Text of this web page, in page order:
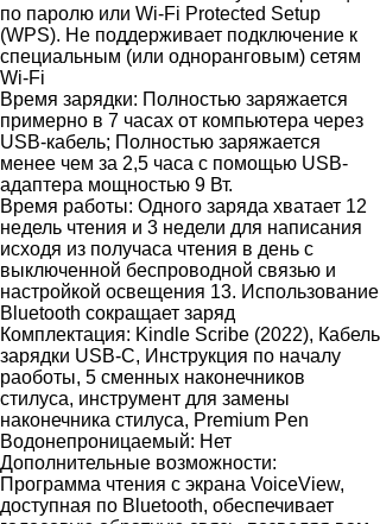
по паролю или Wi-Fi Protected Setup
(WPS). Не поддерживает подключение к
специальным (или одноранговым) сетям
Wi-Fi
Время зарядки: Полностью заряжается
примерно в 7 часах от компьютера через
USB-кабель; Полностью заряжается
менее чем за 2,5 часа с помощью USB-
адаптера мощностью 9 Вт.
Время работы: Одного заряда хватает 12
недель чтения и 3 недели для написания
исходя из получаса чтения в день с
выключенной беспроводной связью и
настройкой освещения 13. Использование
Bluetooth сокращает заряд
Комплектация: Kindle Scribe (2022), Кабель
зарядки USB-C, Инструкция по началу
раоботы, 5 сменных наконечников
стилуса, инструмент для замены
наконечника стилуса, Premium Pen
Водонепроницаемый: Нет
Дополнительные возможности:
Программа чтения с экрана VoiceView,
доступная по Bluetooth, обеспечивает